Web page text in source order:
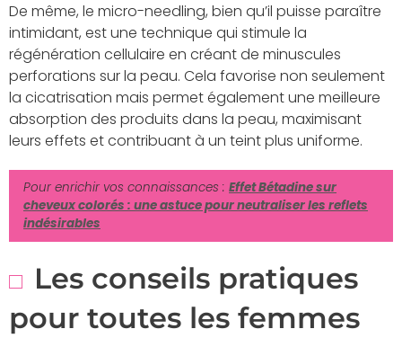
De même, le micro-needling, bien qu’il puisse paraître
intimidant, est une technique qui stimule la
régénération cellulaire en créant de minuscules
perforations sur la peau. Cela favorise non seulement
la cicatrisation mais permet également une meilleure
absorption des produits dans la peau, maximisant
leurs effets et contribuant à un teint plus uniforme.
Pour enrichir vos connaissances : Effet Bétadine sur
cheveux colorés : une astuce pour neutraliser les reflets
indésirables
Les conseils pratiques
pour toutes les femmes